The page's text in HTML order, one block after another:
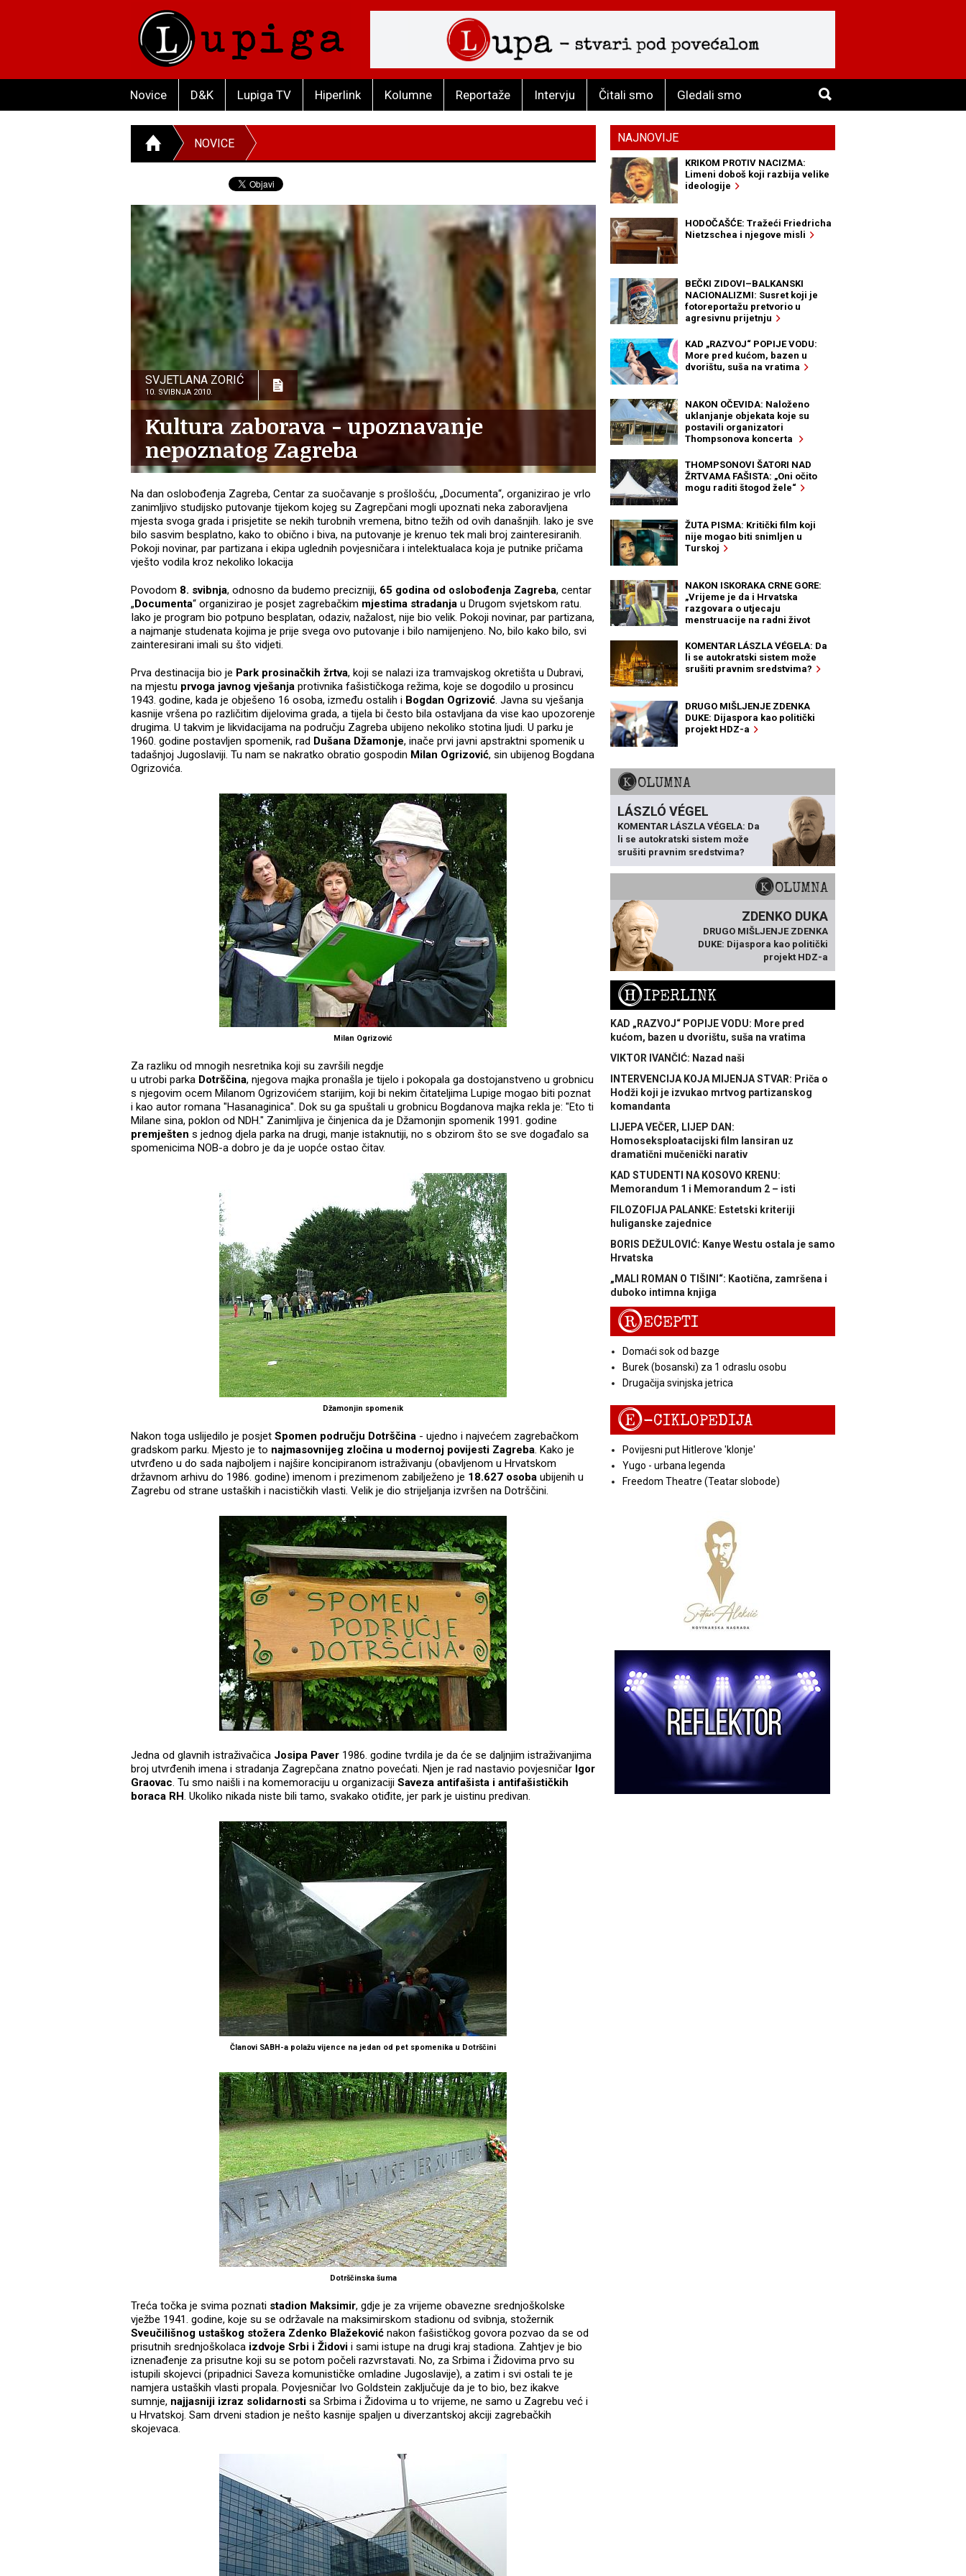
Novice D&K Lupiga TV Hiperlink Kolumne Reportaže Intervju Čitali smo Gledali smo
NOVICE
SVJETLANA ZORIĆ
10. SVIBNJA 2010.
Kultura zaborava - upoznavanje
nepoznatog Zagreba
Na dan oslobođenja Zagreba, Centar za suočavanje s prošlošću, „Documenta“, organizirao je vrlo
zanimljivo studijsko putovanje tijekom kojeg su Zagrepčani mogli upoznati neka zaboravljena
mjesta svoga grada i prisjetite se nekih turobnih vremena, bitno težih od ovih današnjih. Iako je sve
bilo sasvim besplatno, kako to obično i biva, na putovanje je krenuo tek mali broj zainteresiranih.
Pokoji novinar, par partizana i ekipa uglednih povjesničara i intelektualaca koja je putnike pričama
vješto vodila kroz nekoliko lokacija
Povodom 8. svibnja, odnosno da budemo precizniji, 65 godina od oslobođenja Zagreba, centar
„Documenta“ organizirao je posjet zagrebačkim mjestima stradanja u Drugom svjetskom ratu.
Iako je program bio potpuno besplatan, odaziv, nažalost, nije bio velik. Pokoji novinar, par partizana,
a najmanje studenata kojima je prije svega ovo putovanje i bilo namijenjeno. No, bilo kako bilo, svi
zainteresirani imali su što vidjeti.
Prva destinacija bio je Park prosinačkih žrtva, koji se nalazi iza tramvajskog okretišta u Dubravi,
na mjestu prvoga javnog vješanja protivnika fašističkoga režima, koje se dogodilo u prosincu
1943. godine, kada je obješeno 16 osoba, između ostalih i Bogdan Ogrizović. Javna su vješanja
kasnije vršena po različitim dijelovima grada, a tijela bi često bila ostavljana da vise kao upozorenje
drugima. U takvim je likvidacijama na području Zagreba ubijeno nekoliko stotina ljudi. U parku je
1960. godine postavljen spomenik, rad Dušana Džamonje, inače prvi javni apstraktni spomenik u
tadašnjoj Jugoslaviji. Tu nam se nakratko obratio gospodin Milan Ogrizović, sin ubijenog Bogdana
Ogrizovića.
Milan Ogrizović
Za razliku od mnogih nesretnika koji su završili negdje
u utrobi parka Dotrščina, njegova majka pronašla je tijelo i pokopala ga dostojanstveno u grobnicu
s njegovim ocem Milanom Ogrizovićem starijim, koji bi nekim čitateljima Lupige mogao biti poznat
i kao autor romana "Hasanaginica". Dok su ga spuštali u grobnicu Bogdanova majka rekla je: "Eto ti
Milane sina, poklon od NDH." Zanimljiva je činjenica da je Džamonjin spomenik 1991. godine
premješten s jednog djela parka na drugi, manje istaknutiji, no s obzirom što se sve događalo sa
spomenicima NOB-a dobro je da je uopće ostao čitav.
Džamonjin spomenik
Nakon toga uslijedilo je posjet Spomen području Dotrščina - ujedno i najvećem zagrebačkom
gradskom parku. Mjesto je to najmasovnijeg zločina u modernoj povijesti Zagreba. Kako je
utvrđeno u do sada najboljem i najšire koncipiranom istraživanju (obavljenom u Hrvatskom
državnom arhivu do 1986. godine) imenom i prezimenom zabilježeno je 18.627 osoba ubijenih u
Zagrebu od strane ustaških i nacističkih vlasti. Velik je dio strijeljanja izvršen na Dotrščini.
Jedna od glavnih istraživačica Josipa Paver 1986. godine tvrdila je da će se daljnjim istraživanjima
broj utvrđenih imena i stradanja Zagrepčana znatno povećati. Njen je rad nastavio povjesničar Igor
Graovac. Tu smo naišli i na komemoraciju u organizaciji Saveza antifašista i antifašističkih
boraca RH. Ukoliko nikada niste bili tamo, svakako otiđite, jer park je uistinu predivan.
Članovi SABH-a polažu vijence na jedan od pet spomenika u Dotrščini
Dotrščinska šuma
Treća točka je svima poznati stadion Maksimir, gdje je za vrijeme obavezne srednjoškolske
vježbe 1941. godine, koje su se održavale na maksimirskom stadionu od svibnja, stožernik
Sveučilišnog ustaškog stožera Zdenko Blažeković nakon fašističkog govora pozvao da se od
prisutnih srednjoškolaca izdvoje Srbi i Židovi i sami istupe na drugi kraj stadiona. Zahtjev je bio
iznenađenje za prisutne koji su se potom počeli razvrstavati. No, za Srbima i Židovima prvo su
istupili skojevci (pripadnici Saveza komunističke omladine Jugoslavije), a zatim i svi ostali te je
namjera ustaških vlasti propala. Povjesničar Ivo Goldstein zaključuje da je to bio, bez ikakve
sumnje, najjasniji izraz solidarnosti sa Srbima i Židovima u to vrijeme, ne samo u Zagrebu već i
u Hrvatskoj. Sam drveni stadion je nešto kasnije spaljen u diverzantskoj akciji zagrebačkih
skojevaca.
NAJNOVIJE
KRIKOM PROTIV NACIZMA:
Limeni doboš koji razbija velike
ideologije
HODOČAŠĆE: Tražeći Friedricha
Nietzschea i njegove misli
BEČKI ZIDOVI–BALKANSKI
NACIONALIZMI: Susret koji je
fotoreportažu pretvorio u
agresivnu prijetnju
KAD „RAZVOJ“ POPIJE VODU:
More pred kućom, bazen u
dvorištu, suša na vratima
NAKON OČEVIDA: Naloženo
uklanjanje objekata koje su
postavili organizatori
Thompsonova koncerta
THOMPSONOVI ŠATORI NAD
ŽRTVAMA FAŠISTA: „Oni očito
mogu raditi štogod žele“
ŽUTA PISMA: Kritički film koji
nije mogao biti snimljen u
Turskoj
NAKON ISKORAKA CRNE GORE:
„Vrijeme je da i Hrvatska
razgovara o utjecaju
menstruacije na radni život
KOMENTAR LÁSZLA VÉGELA: Da
li se autokratski sistem može
srušiti pravnim sredstvima?
DRUGO MIŠLJENJE ZDENKA
DUKE: Dijaspora kao politički
projekt HDZ-a
KOLUMNA
LÁSZLÓ VÉGEL
KOMENTAR LÁSZLA VÉGELA: Da
li se autokratski sistem može
srušiti pravnim sredstvima?
KOLUMNA
ZDENKO DUKA
DRUGO MIŠLJENJE ZDENKA
DUKE: Dijaspora kao politički
projekt HDZ-a
HIPERLINK
KAD „RAZVOJ“ POPIJE VODU: More pred
kućom, bazen u dvorištu, suša na vratima
VIKTOR IVANČIĆ: Nazad naši
INTERVENCIJA KOJA MIJENJA STVAR: Priča o
Hodži koji je izvukao mrtvog partizanskog
komandanta
LIJEPA VEČER, LIJEP DAN:
Homoseksploatacijski film lansiran uz
dramatični mučenički narativ
KAD STUDENTI NA KOSOVO KRENU:
Memorandum 1 i Memorandum 2 – isti
FILOZOFIJA PALANKE: Estetski kriteriji
huliganske zajednice
BORIS DEŽULOVIĆ: Kanye Westu ostala je samo
Hrvatska
„MALI ROMAN O TIŠINI“: Kaotična, zamršena i
duboko intimna knjiga
RECEPTI
Domaći sok od bazge
Burek (bosanski) za 1 odraslu osobu
Drugačija svinjska jetrica
E-CIKLOPEDIJA
Povijesni put Hitlerove 'klonje'
Yugo - urbana legenda
Freedom Theatre (Teatar slobode)